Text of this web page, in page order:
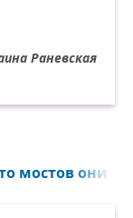
Раневская
мостов они